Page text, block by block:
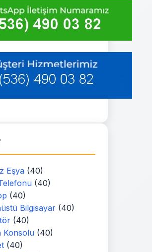
Eşya (40)
(40)
(40)
Bilgisayar (40)
(40)
Konsolu (40)
(40)